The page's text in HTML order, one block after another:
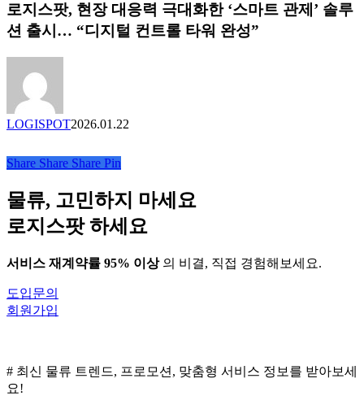
로지스팟, 현장 대응력 극대화한 ‘스마트 관제’ 솔루
션 출시… “디지털 컨트롤 타워 완성”
LOGISPOT2026.01.22
Share Share Share Pin
물류, 고민하지 마세요
로지스팟 하세요
서비스 재계약률 95% 이상의 비결, 직접 경험해보세요.
도입문의
회원가입
# 최신 물류 트렌드, 프로모션, 맞춤형 서비스 정보를 받아보세
요!